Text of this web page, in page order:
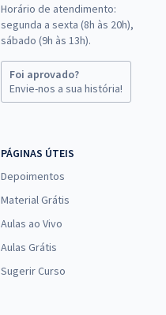
Horário de atendimento:
segunda a sexta (8h às 20h),
sábado (9h às 13h).
Foi aprovado?
Envie-nos a sua história!
PÁGINAS ÚTEIS
Depoimentos
Material Grátis
Aulas ao Vivo
Aulas Grátis
Sugerir Curso